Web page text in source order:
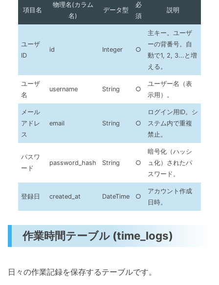
項目名
物理名(カラム
名)
データ型
必
須
説明
ユーザ
ID
id Integer ○
主キー。ユーザ
ーの背番号。自
動で1, 2, 3...と増
える。
ユーザ
名
username String ○
ユーザー名（表
示用）。
メール
アドレ
ス
email String ○
ログイン用ID。シ
ステム内で重複
禁止。
パスワ
ード
password_hash String ○
暗号化（ハッシ
ュ化）されたパ
スワード。
登録日 created_at DateTime ○
アカウント作成
日時。
作業時間テーブル (time_logs)
日々の作業記録を保存するテーブルです。